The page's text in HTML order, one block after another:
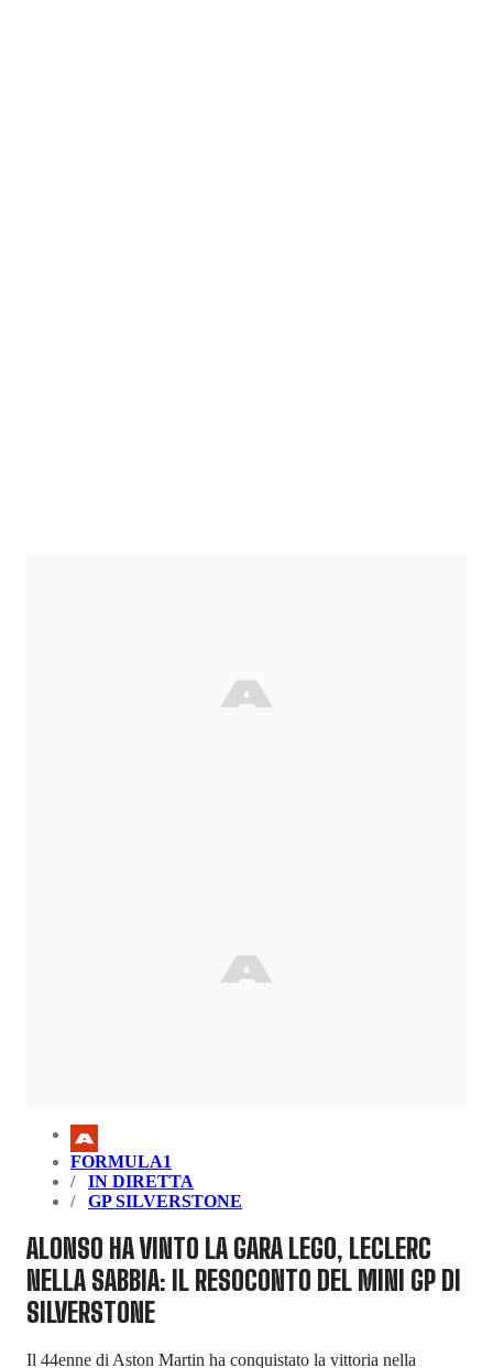
FORMULA1
IN DIRETTA
GP SILVERSTONE
ALONSO HA VINTO LA GARA LEGO, LECLERC
NELLA SABBIA: IL RESOCONTO DEL MINI GP DI
SILVERSTONE
Il 44enne di Aston Martin ha conquistato la vittoria nella